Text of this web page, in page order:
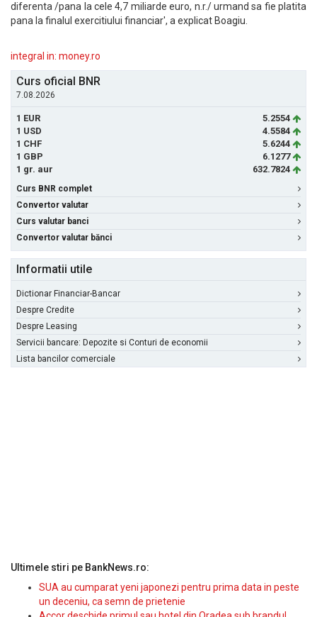
diferenta /pana la cele 4,7 miliarde euro, n.r./ urmand sa fie platita
pana la finalul exercitiului financiar', a explicat Boagiu.
integral in: money.ro
Curs oficial BNR
7.08.2026
1 EUR
5.2554
1 USD
4.5584
1 CHF
5.6244
1 GBP
6.1277
1 gr. aur
632.7824
Curs BNR complet
Convertor valutar
Curs valutar banci
Convertor valutar bănci
Informatii utile
Dictionar Financiar-Bancar
Despre Credite
Despre Leasing
Servicii bancare: Depozite si Conturi de economii
Lista bancilor comerciale
Ultimele stiri pe BankNews.ro:
SUA au cumparat yeni japonezi pentru prima data in peste
un deceniu, ca semn de prietenie